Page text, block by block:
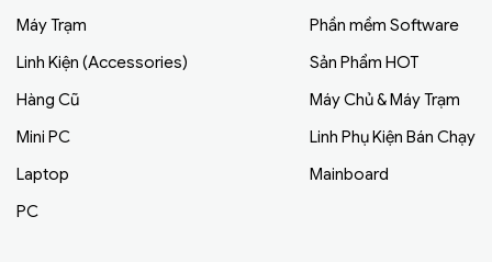
Máy Trạm
Linh Kiện (Accessories)
Hàng Cũ
Mini PC
Laptop
PC
Phần mềm Software
Sản Phẩm HOT
Máy Chủ & Máy Trạm
Linh Phụ Kiện Bán Chạy
Mainboard